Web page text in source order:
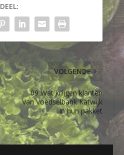
DEEL:
VOLGENDE
09 Wat krijgen klanten
van Voedselbank Katwijk
in hun pakket